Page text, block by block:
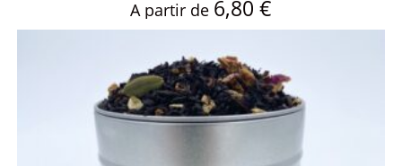
A partir de 6,80 €